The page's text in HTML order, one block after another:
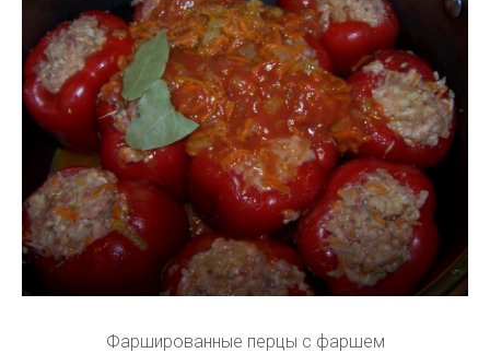
Фаршированные перцы с фаршем